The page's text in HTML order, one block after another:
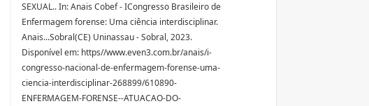
SEXUAL.. In: Anais Cobef - ICongresso Brasileiro de
Enfermagem forense: Uma ciência interdisciplinar.
Anais...Sobral(CE) Uninassau - Sobral, 2023.
Disponível em: https//www.even3.com.br/anais/i-
congresso-nacional-de-enfermagem-forense-uma-
ciencia-interdisciplinar-268899/610890-
ENFERMAGEM-FORENSE--ATUACAO-DO-